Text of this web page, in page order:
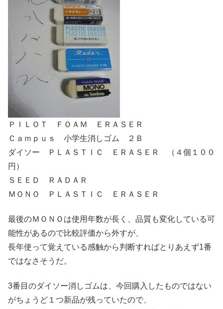
ＰＩＬＯＴ ＦＯＡＭ ＥＲＡＳＥＲ
Ｃａｍｐｕｓ 小学生消しゴム ２Ｂ
ダイソー ＰＬＡＳＴＩＣ ＥＲＡＳＥＲ （４個１００
円）
ＳＥＥＤ ＲＡＤＡＲ
ＭＯＮＯ ＰＬＡＳＴＩＣ ＥＲＡＳＥＲ
最後のＭＯＮＯは使用年数が長く、品質も変化している可
能性があるので比較評価から外すが、
長年使って覚えている感触から判断すればとりあえず1番
ではなさそうだ。
3番目のダイソー消しゴムは、今回購入したものではない
がちょうど１つ新品が残っていたので、